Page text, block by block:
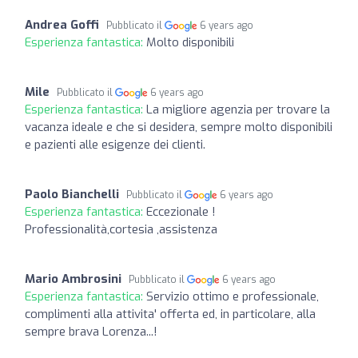
Andrea Goffi Pubblicato il 6 years ago
Esperienza fantastica: Molto disponibili
Mile Pubblicato il 6 years ago
Esperienza fantastica: La migliore agenzia per trovare la
vacanza ideale e che si desidera, sempre molto disponibili
e pazienti alle esigenze dei clienti.
Paolo Bianchelli Pubblicato il 6 years ago
Esperienza fantastica: Eccezionale !
Professionalità,cortesia ,assistenza
Mario Ambrosini Pubblicato il 6 years ago
Esperienza fantastica: Servizio ottimo e professionale,
complimenti alla attivita' offerta ed, in particolare, alla
sempre brava Lorenza...!